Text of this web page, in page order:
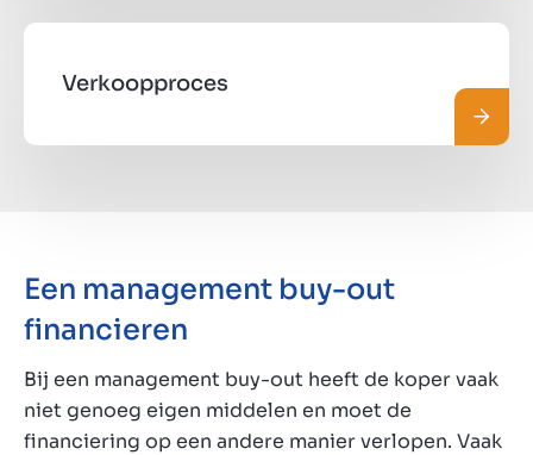
Verkoopproces
Lees
Een management buy-out
financieren
Bij een management buy-out heeft de koper vaak
niet genoeg eigen middelen en moet de
financiering op een andere manier verlopen. Vaak